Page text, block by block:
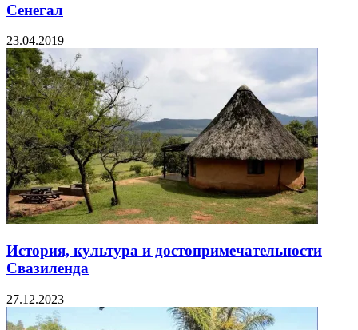
Сенегал
23.04.2019
История, культура и достопримечательности
Свазиленда
27.12.2023